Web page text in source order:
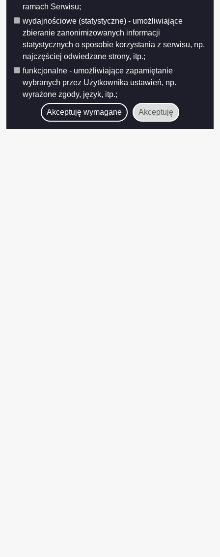
ramach Serwisu;
wydajnościowe (statystyczne) - umożliwiające
zbieranie zanonimizowanych informacji
statystycznych o sposobie korzystania z serwisu, np.
najczęściej odwiedzane strony, itp.;
funkcjonalne - umożliwiające zapamiętanie
wybranych przez Użytkownika ustawień, np.
wyrażone zgody, język, itp.;
Akceptuję wymagane Akceptuję